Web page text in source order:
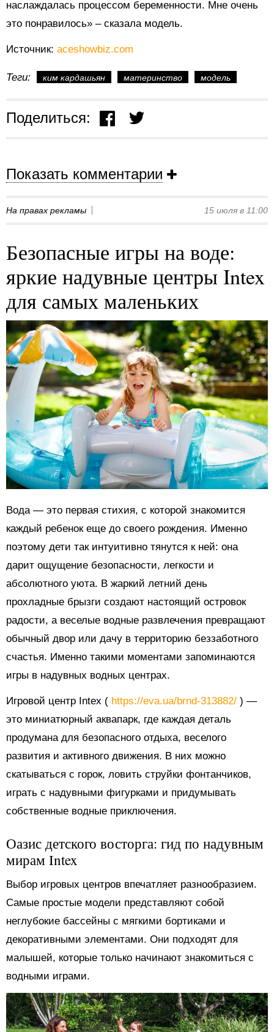
наслаждалась процессом беременности. Мне очень
это понравилось» – сказала модель.
Источник: aceshowbiz.com
Теги: ким кардашьян материнство модель
Поделиться:
Показать комментарии
На правах рекламы 15 июля в 11:00
Безопасные игры на воде:
яркие надувные центры Intex
для самых маленьких
Вода — это первая стихия, с которой знакомится
каждый ребенок еще до своего рождения. Именно
поэтому дети так интуитивно тянутся к ней: она
дарит ощущение безопасности, легкости и
абсолютного уюта. В жаркий летний день
прохладные брызги создают настоящий островок
радости, а веселые водные развлечения превращают
обычный двор или дачу в территорию беззаботного
счастья. Именно такими моментами запоминаются
игры в надувных водных центрах.
Игровой центр Intex ( https://eva.ua/brnd-313882/ ) —
это миниатюрный аквапарк, где каждая деталь
продумана для безопасного отдыха, веселого
развития и активного движения. В них можно
скатываться с горок, ловить струйки фонтанчиков,
играть с надувными фигурками и придумывать
собственные водные приключения.
Оазис детского восторга: гид по надувным
мирам Intex
Выбор игровых центров впечатляет разнообразием.
Самые простые модели представляют собой
неглубокие бассейны с мягкими бортиками и
декоративными элементами. Они подходят для
малышей, которые только начинают знакомиться с
водными играми.